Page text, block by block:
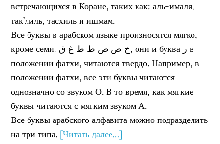
встречающихся в Коране, таких как: аль-ималя,
так’лиль, тасхиль и ишмам.
Все буквы в арабском языке произносятся мягко,
кроме семи: خ ص ض ط ظ غ ق, они и буква ر в
положении фатхи, читаются твердо. Например, в
положении фатхи, все эти буквы читаются
однозначно со звуком О. В то время, как мягкие
буквы читаются с мягким звуком А.
Все буквы арабского алфавита можно подразделить
на три типа. [Читать далее…]